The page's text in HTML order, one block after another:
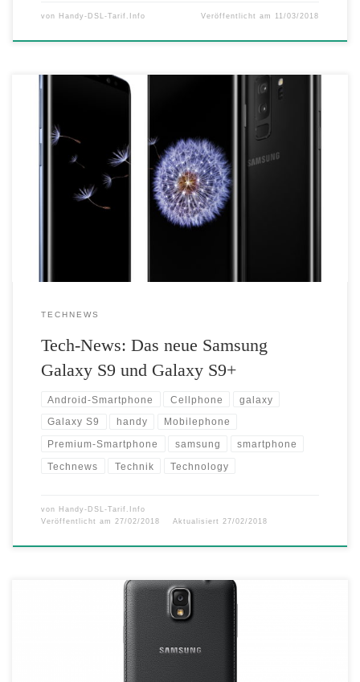
von Handy-DSL-Tarif.Info Veröffentlicht am 11/03/2018
Entwickelt für die Kommunikation von heute: Das neue Samsung
Galaxy S9 und Galaxy S9+ Mit dem Samsung Galaxy S9 und S9+ das
Leben in einzigartiger Weise festhalten und im ganz eigenen Stil
kommunizieren. Als einer der Innovationstreiber im Bereich
Smartphone-Fotografie richten sich die neuen Flaggschiffe nach dem
TECHNEWS
Tech-News: Das neue Samsung
Galaxy S9 und Galaxy S9+
Android-Smartphone Cellphone galaxy
Galaxy S9 handy Mobilephone
Premium-Smartphone samsung smartphone
Technews Technik Technology
von Handy-DSL-Tarif.Info
Veröffentlicht am 27/02/2018 Aktualisiert 27/02/2018
Das GALAXY Note 3 macht den Alltag zum Erlebnis Innovatives
Bedienkonzept und viele neue Funktionen für beeindruckende
Produktivität und kreative Freiheit Schwalbach/Ts., 14. Oktober 2013